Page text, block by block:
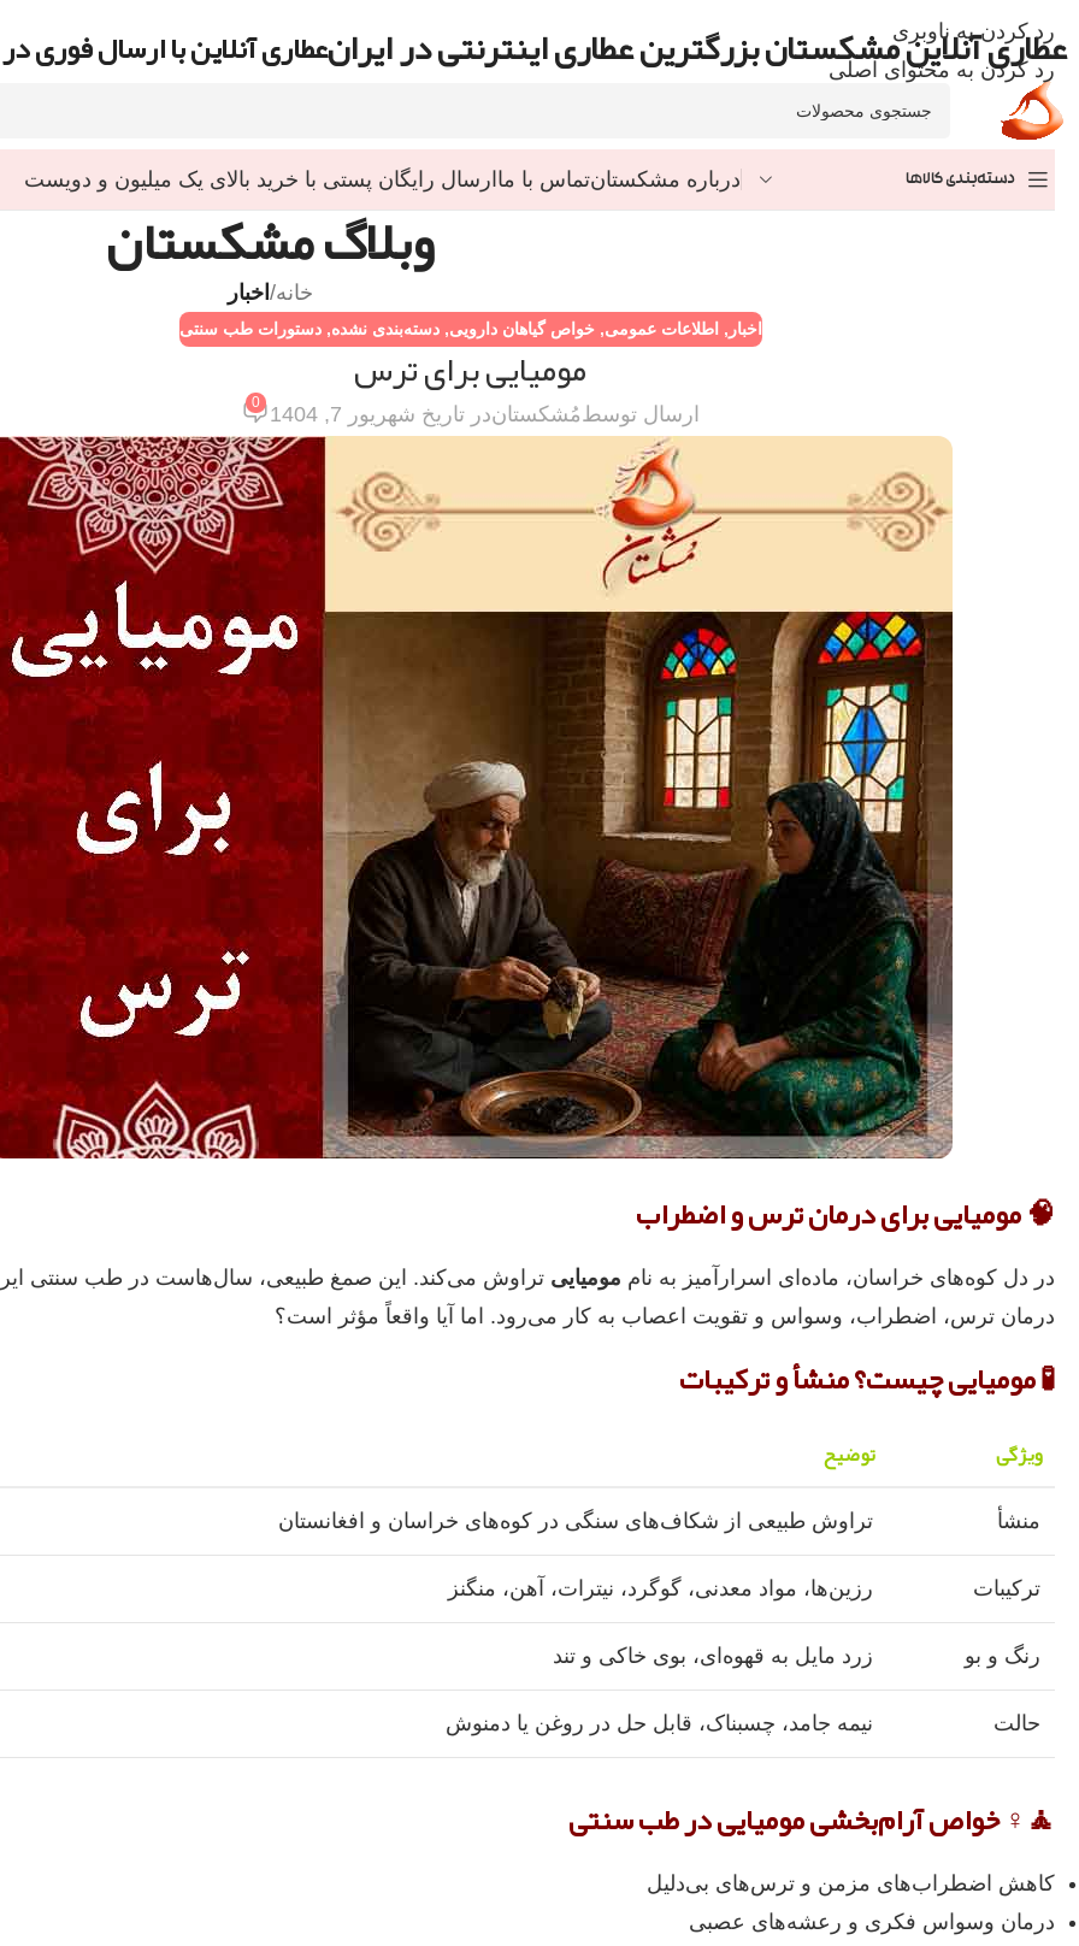
رد کردن به ناوبری
رد کردن به محتوای اصلی
عطاری آنلاین مشکستان بزرگترین عطاری اینترنتی در ایرانعطاری آنلاین با ارسال فوری
دسته‌بندی کالاها درباره مشکستانتماس با ما ارسال رایگان پستی با خرید بالای یک میلیون و دویست
وبلاگ مشکستان
خانه/ اخبار
اخبار , اطلاعات عمومی,خواص گیاهان دارویی,دسته‌بندی نشده,دستورات طب سنتی
مومیایی برای ترس
ارسال توسطمُشکستاندر تاریخ شهریور 7, 1404
0
🧠 مومیایی برای درمان ترس و اضطراب
در دل کوه‌های خراسان، ماده‌ای اسرارآمیز به نام مومیایی تراوش می‌کند. این صمغ طبیعی، سال‌هاست در طب سنتی
درمان ترس، اضطراب، وسواس و تقویت اعصاب به کار می‌رود. اما آیا واقعاً مؤثر است؟
🧪 مومیایی چیست؟ منشأ و ترکیبات
ویژگی توضیح
منشأ تراوش طبیعی از شکاف‌های سنگی در کوه‌های خراسان و افغانستان
ترکیبات رزین‌ها، مواد معدنی، گوگرد، نیترات، آهن، منگنز
رنگ و بو زرد مایل به قهوه‌ای، بوی خاکی و تند
حالت نیمه‌ جامد، چسبناک، قابل حل در روغن یا دمنوش
🧘♀️ خواص آرام‌بخشی مومیایی در طب سنتی
کاهش اضطراب‌های مزمن و ترس‌های بی‌دلیل
درمان وسواس فکری و رعشه‌های عصبی